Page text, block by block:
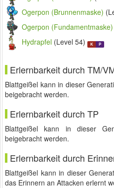
Ogerpon (Brunnenmaske)
Ogerpon (Fundamentmaske)
Hydrapfel (Level 54) K P
Erlernbarkeit durch TM/
Blattgeißel kann in dieser
beigebracht werden.
Erlernbarkeit durch TP
Blattgeißel kann in dieser
beigebracht werden.
Erlernbarkeit durch
Blattgeißel kann in dieser
das Erinnern an Attacken erlernt